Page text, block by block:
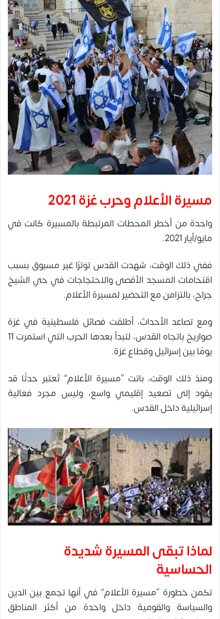
مسيرة الأعلام وحرب غزة 2021
واحدة من أخطر المحطات المرتبطة بالمسيرة كانت في
مايو/أيار 2021.
ففي ذلك الوقت، شهدت القدس توترًا غير مسبوق بسبب
اقتحامات المسجد الأقصى والاحتجاجات في حي الشيخ
جراح، بالتزامن مع التحضير لمسيرة الأعلام.
ومع تصاعد الأحداث، أطلقت فصائل فلسطينية في غزة
صواريخ باتجاه القدس، لتبدأ بعدها الحرب التي استمرت 11
يومًا بين إسرائيل وقطاع غزة.
ومنذ ذلك الوقت، باتت “مسيرة الأعلام” تُعتبر حدثًا قد
يقود إلى تصعيد إقليمي واسع، وليس مجرد فعالية
إسرائيلية داخل القدس.
لماذا تبقى المسيرة شديدة
الحساسية
تكمن خطورة “مسيرة الأعلام” في أنها تجمع بين الدين
والسياسة والقومية داخل واحدة من أكثر المناطق